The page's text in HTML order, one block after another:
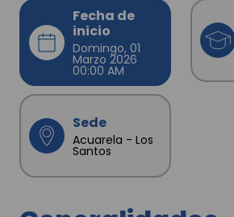
Fecha de
inicio
Domingo, 01
Marzo 2026
00:00 AM
Sede
Acuarela - Los
Santos